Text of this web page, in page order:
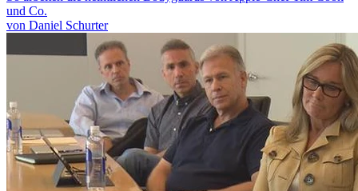
und Co.
von Daniel Schurter